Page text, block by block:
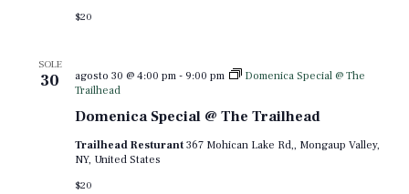
$20
SOLE
30
Domenica Special @ The Trailhead
agosto 30 @ 4:00 pm- 9:00 pm
Domenica Special @ The
Trailhead
Trailhead Resturant367 Mohican Lake Rd,, Mongaup Valley,
NY, United States
$20